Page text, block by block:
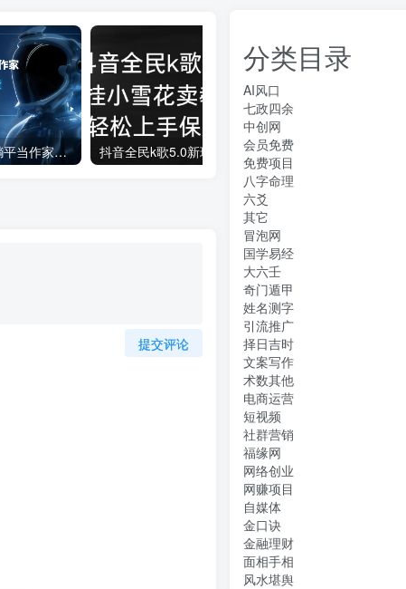
单日收益2000+，躺平当作家，AI全自动写小说赚稿费，全新玩法 抖音全民k歌5.0新玩法，直播挂小雪花卖教程月入10万，小白轻松上手，保…
提交评论
分类目录
AI风口
七政四余
中创网
会员免费
免费项目
八字命理
六爻
其它
冒泡网
国学易经
大六壬
奇门遁甲
姓名测字
引流推广
择日吉时
文案写作
术数其他
电商运营
短视频
社群营销
福缘网
网络创业
网赚项目
自媒体
金口诀
金融理财
面相手相
风水堪舆